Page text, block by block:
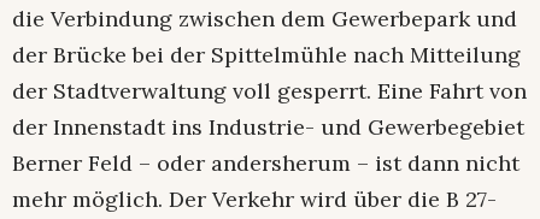
die Verbindung zwischen dem Gewerbepark und
der Brücke bei der Spittelmühle nach Mitteilung
der Stadtverwaltung voll gesperrt. Eine Fahrt von
der Innenstadt ins Industrie- und Gewerbegebiet
Berner Feld – oder andersherum – ist dann nicht
mehr möglich. Der Verkehr wird über die B 27-